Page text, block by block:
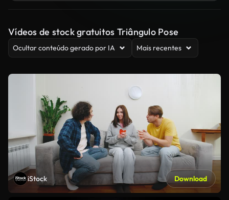
Vídeos de stock gratuitos Triângulo Pose
Ocultar conteúdo gerado por IA Mais recentes
iStock Download